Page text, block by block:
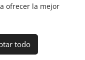
ofrecer la mejor
todo